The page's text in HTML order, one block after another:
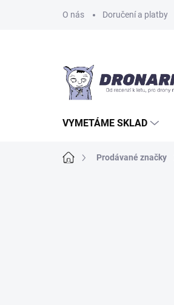
O nás Doručení a platby
VYMETÁME SKLAD
Domů Prodávané značky